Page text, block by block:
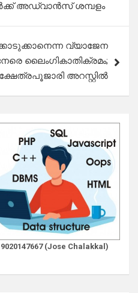
അഡ്വാൻസ് ശമ്പളം
വ്യാജേന
ലൈംഗികാതിക്രമം;
ക്ഷേത്രപൂജാരി അറസ്റ്റില്‍
(Jose Chalakkal)